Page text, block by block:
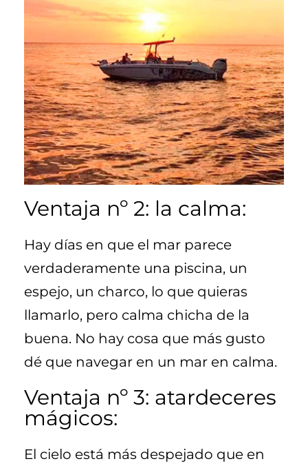
Ventaja nº 2: la calma:
Hay días en que el mar parece
verdaderamente una piscina, un
espejo, un charco, lo que quieras
llamarlo, pero calma chicha de la
buena. No hay cosa que más gusto
dé que navegar en un mar en calma.
Ventaja nº 3: atardeceres
mágicos:
El cielo está más despejado que en